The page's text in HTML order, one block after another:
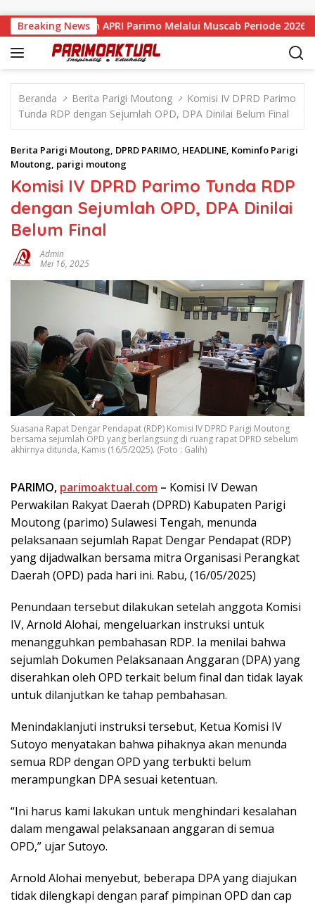
Breaking News
Pimpin APRI Parimo Melalui Muscab Periode 2026–2030
Beranda Berita Parigi Moutong
Komisi IV DPRD Parimo
Tunda RDP dengan Sejumlah OPD, DPA Dinilai Belum Final
Berita Parigi Moutong, DPRD PARIMO, HEADLINE, Kominfo Parigi
Moutong, parigi moutong
Komisi IV DPRD Parimo Tunda RDP
dengan Sejumlah OPD, DPA Dinilai
Belum Final
Admin
Mei 16, 2025
Suasana Rapat Dengar Pendapat (RDP) Komisi IV DPRD Parigi Moutong
bersama sejumlah OPD yang berlangsung di ruang rapat DPRD sebelum
akhirnya ditunda, Kamis (16/5/2025). (Foto : Galih)
PARIMO, parimoaktual.com – Komisi IV Dewan
Perwakilan Rakyat Daerah (DPRD) Kabupaten Parigi
Moutong (parimo) Sulawesi Tengah, menunda
pelaksanaan sejumlah Rapat Dengar Pendapat (RDP)
yang dijadwalkan bersama mitra Organisasi Perangkat
Daerah (OPD) pada hari ini. Rabu, (16/05/2025)
Penundaan tersebut dilakukan setelah anggota Komisi
IV, Arnold Alohai, mengeluarkan instruksi untuk
menangguhkan pembahasan RDP. Ia menilai bahwa
sejumlah Dokumen Pelaksanaan Anggaran (DPA) yang
diserahkan oleh OPD terkait belum final dan tidak layak
untuk dilanjutkan ke tahap pembahasan.
Menindaklanjuti instruksi tersebut, Ketua Komisi IV
Sutoyo menyatakan bahwa pihaknya akan menunda
semua RDP dengan OPD yang terbukti belum
merampungkan DPA sesuai ketentuan.
“Ini harus kami lakukan untuk menghindari kesalahan
dalam mengawal pelaksanaan anggaran di semua
OPD,” ujar Sutoyo.
Arnold Alohai menyebut, beberapa DPA yang diajukan
tidak dilengkapi dengan paraf pimpinan OPD dan cap